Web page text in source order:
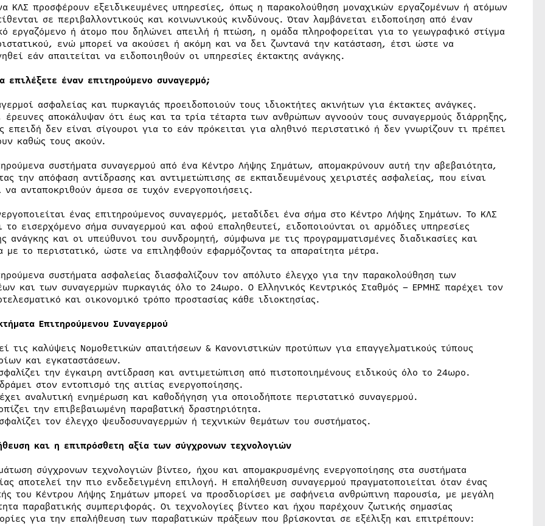
ΚΛΣ προσφέρουν εξειδικευμένες υπηρεσίες, όπως η παρακολούθηση μοναχικών εργαζομένων ή ατόμων
σε περιβαλλοντικούς και κοινωνικούς κινδύνους. Όταν λαμβάνεται ειδοποίηση από έναν
εργαζόμενο ή άτομο που δηλώνει απειλή ή πτώση, η ομάδα πληροφορείται για το γεωγραφικό στίγμα
ενώ μπορεί να ακούσει ή ακόμη και να δει ζωντανά την κατάσταση, έτσι ώστε να
εάν απαιτείται να ειδοποιηθούν οι υπηρεσίες έκτακτης ανάγκης.
επιλέξετε έναν επιτηρούμενο συναγερμό;
ασφαλείας και πυρκαγιάς προειδοποιούν τους ιδιοκτήτες ακινήτων για έκτακτες ανάγκες.
έρευνες αποκάλυψαν ότι έως και τα τρία τέταρτα των ανθρώπων αγνοούν τους συναγερμούς διάρρηξης,
επειδή δεν είναι σίγουροι για το εάν πρόκειται για αληθινό περιστατικό ή δεν γνωρίζουν τι πρέπει
καθώς τους ακούν.
συστήματα συναγερμού από ένα Κέντρο Λήψης Σημάτων, απομακρύνουν αυτή την αβεβαιότητα,
την απόφαση αντίδρασης και αντιμετώπισης σε εκπαιδευμένους χειριστές ασφαλείας, που είναι
να ανταποκριθούν άμεσα σε τυχόν ενεργοποιήσεις.
ένας επιτηρούμενος συναγερμός, μεταδίδει ένα σήμα στο Κέντρο Λήψης Σημάτων. Το ΚΛΣ
το εισερχόμενο σήμα συναγερμού και αφού επαληθευτεί, ειδοποιούνται οι αρμόδιες υπηρεσίες
ανάγκης και οι υπεύθυνοι του συνδρομητή, σύμφωνα με τις προγραμματισμένες διαδικασίες και
με το περιστατικό, ώστε να επιληφθούν εφαρμόζοντας τα απαραίτητα μέτρα.
συστήματα ασφαλείας διασφαλίζουν τον απόλυτο έλεγχο για την παρακολούθηση των
και των συναγερμών πυρκαγιάς όλο το 24ωρο. Ο Ελληνικός Κεντρικός Σταθμός – ΕΡΜΗΣ παρέχει τον
και οικονομικό τρόπο προστασίας κάθε ιδιοκτησίας.
Επιτηρούμενου Συναγερμού
τις καλύψεις Νομοθετικών απαιτήσεων & Κανονιστικών προτύπων για επαγγελματικούς τύπους
και εγκαταστάσεων.
την έγκαιρη αντίδραση και αντιμετώπιση από πιστοποιημένους ειδικούς όλο το 24ωρο.
στον εντοπισμό της αιτίας ενεργοποίησης.
αναλυτική ενημέρωση και καθοδήγηση για οποιοδήποτε περιστατικό συναγερμού.
την επιβεβαιωμένη παραβατική δραστηριότητα.
τον έλεγχο ψευδοσυναγερμών ή τεχνικών θεμάτων του συστήματος.
και η επιπρόσθετη αξία των σύγχρονων τεχνολογιών
σύγχρονων τεχνολογιών βίντεο, ήχου και απομακρυσμένης ενεργοποίησης στα συστήματα
αποτελεί την πιο ενδεδειγμένη επιλογή. Η επαλήθευση συναγερμού πραγματοποιείται όταν ένας
του Κέντρου Λήψης Σημάτων μπορεί να προσδιορίσει με σαφήνεια ανθρώπινη παρουσία, με μεγάλη
παραβατικής συμπεριφοράς. Οι τεχνολογίες βίντεο και ήχου παρέχουν ζωτικής σημασίας
για την επαλήθευση των παραβατικών πράξεων που βρίσκονται σε εξέλιξη και επιτρέπουν: